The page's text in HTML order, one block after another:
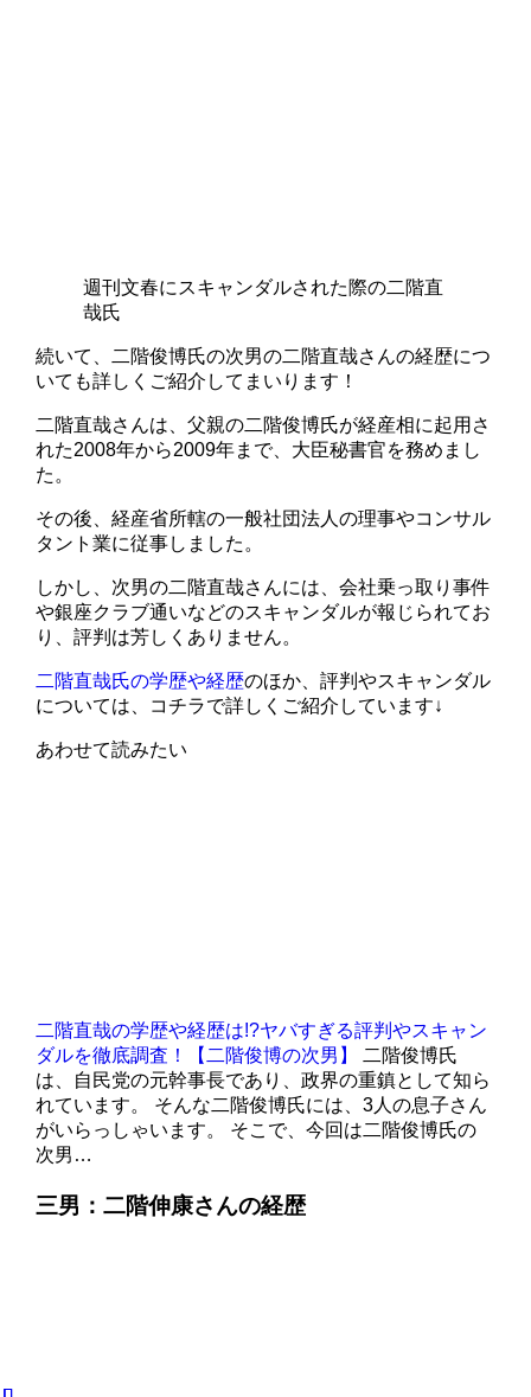
週刊文春にスキャンダルされた際の二階直
哉氏
続いて、二階俊博氏の次男の二階直哉さんの経歴につ
いても詳しくご紹介してまいります！
二階直哉さんは、父親の二階俊博氏が経産相に起用さ
れた2008年から2009年まで、大臣秘書官を務めまし
た。
その後、経産省所轄の一般社団法人の理事やコンサル
タント業に従事しました。
しかし、次男の二階直哉さんには、会社乗っ取り事件
や銀座クラブ通いなどのスキャンダルが報じられてお
り、評判は芳しくありません。
二階直哉氏の学歴や経歴のほか、評判やスキャンダル
については、コチラで詳しくご紹介しています↓
あわせて読みたい
二階直哉の学歴や経歴は!?ヤバすぎる評判やスキャン
ダルを徹底調査！【二階俊博の次男】
二階俊博氏
は、自民党の元幹事長であり、政界の重鎮として知ら
れています。 そんな二階俊博氏には、3人の息子さん
がいらっしゃいます。 そこで、今回は二階俊博氏の
次男…
三男：二階伸康さんの経歴